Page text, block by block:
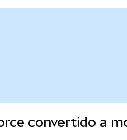
convertido a